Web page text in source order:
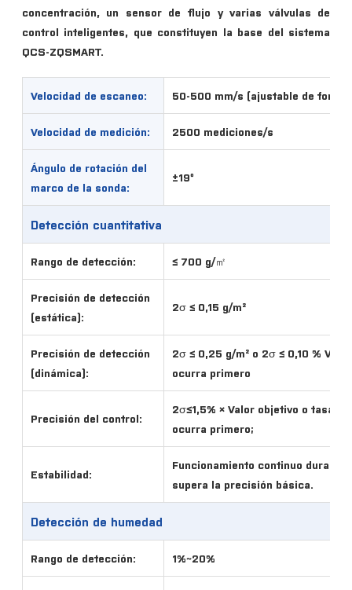
concentración, un sensor de flujo y varias válvulas de
control inteligentes, que constituyen la base del sistema
QCS-ZQSMART.
Velocidad de escaneo: 50-500 mm/s (ajustable de forma
Velocidad de medición: 2500 mediciones/s
Ángulo de rotación del
marco de la sonda:
±19º
Detección cuantitativa
Rango de detección: ≤ 700 g/㎡
Precisión de detección
(estática):
2σ ≤ 0,15 g/m²
Precisión de detección
(dinámica):
2σ ≤ 0,25 g/m² o 2σ ≤ 0,10 %
ocurra primero
Precisión del control:
2σ≤1,5% × Valor objetivo o tasa
ocurra primero;
Estabilidad:
Funcionamiento continuo
supera la precisión básica.
Detección de humedad
Rango de detección: 1%~20%